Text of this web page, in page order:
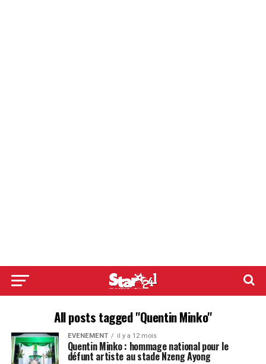
All posts tagged "Quentin Minko"
EVENEMENT il y a 12 mois
Quentin Minko : hommage national pour le
défunt artiste au stade Nzeng Ayong